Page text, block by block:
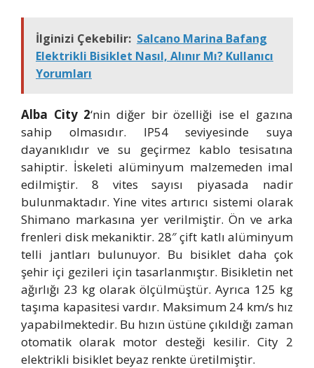
İlginizi Çekebilir: Salcano Marina Bafang
Elektrikli Bisiklet Nasıl, Alınır Mı? Kullanıcı
Yorumları
Alba City 2‘nin diğer bir özelliği ise el gazına
sahip olmasıdır. IP54 seviyesinde suya
dayanıklıdır ve su geçirmez kablo tesisatına
sahiptir. İskeleti alüminyum malzemeden imal
edilmiştir. 8 vites sayısı piyasada nadir
bulunmaktadır. Yine vites artırıcı sistemi olarak
Shimano markasına yer verilmiştir. Ön ve arka
frenleri disk mekaniktir. 28″ çift katlı alüminyum
telli jantları bulunuyor. Bu bisiklet daha çok
şehir içi gezileri için tasarlanmıştır. Bisikletin net
ağırlığı 23 kg olarak ölçülmüştür. Ayrıca 125 kg
taşıma kapasitesi vardır. Maksimum 24 km/s hız
yapabilmektedir. Bu hızın üstüne çıkıldığı zaman
otomatik olarak motor desteği kesilir. City 2
elektrikli bisiklet beyaz renkte üretilmiştir.